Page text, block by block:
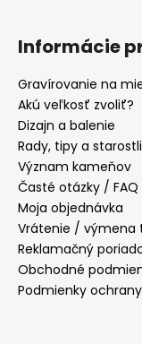
Informácie
Gravírovanie na
Akú veľkosť zvoliť?
Dizajn a balenie
Rady, tipy a
Význam kameňov
Časté otázky / FAQ
Moja objednávka
Vrátenie / výmena
Reklamačný
Obchodné
Podmienky